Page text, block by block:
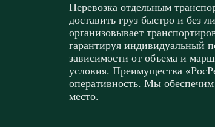
Перевозка отдельным
доставить груз быстро и без
организовывает
гарантируя индивидуальный
зависимости от объема и
условия. Преимущества
оперативность. Мы
место.